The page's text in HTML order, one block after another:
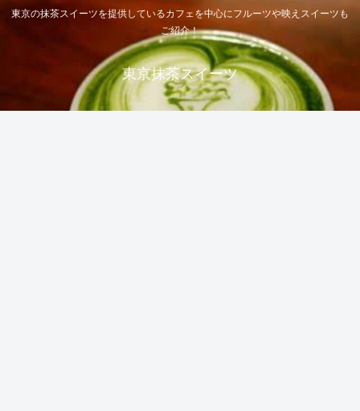
東京の抹茶スイーツを提供しているカフェを中心にフルーツや映えスイーツも
ご紹介！
東京抹茶スイーツ